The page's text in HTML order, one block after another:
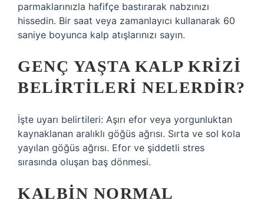
parmaklarınızla hafifçe bastırarak nabzınızı
hissedin. Bir saat veya zamanlayıcı kullanarak 60
saniye boyunca kalp atışlarınızı sayın.
GENÇ YAŞTA KALP KRIZI
BELIRTILERI NELERDIR?
İşte uyarı belirtileri: Aşırı efor veya yorgunluktan
kaynaklanan aralıklı göğüs ağrısı. Sırta ve sol kola
yayılan göğüs ağrısı. Efor ve şiddetli stres
sırasında oluşan baş dönmesi.
KALBIN NORMAL